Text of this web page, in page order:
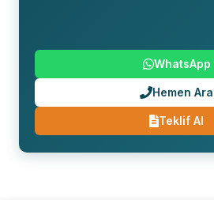
WhatsApp
Hemen Ara
Teklif Al